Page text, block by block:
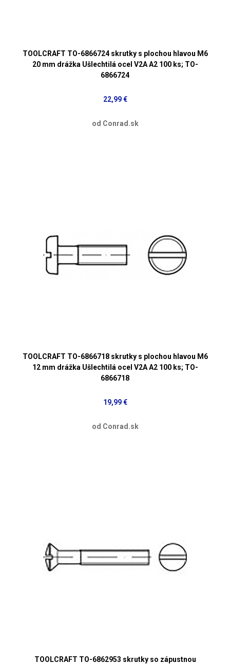
TOOLCRAFT TO-6866724 skrutky s plochou hlavou M6
20 mm drážka Ušlechtilá ocel V2A A2 100 ks; TO-
6866724
22,99 €
od Conrad.sk
TOOLCRAFT TO-6866718 skrutky s plochou hlavou M6
12 mm drážka Ušlechtilá ocel V2A A2 100 ks; TO-
6866718
19,99 €
od Conrad.sk
TOOLCRAFT TO-6862953 skrutky so zápustnou